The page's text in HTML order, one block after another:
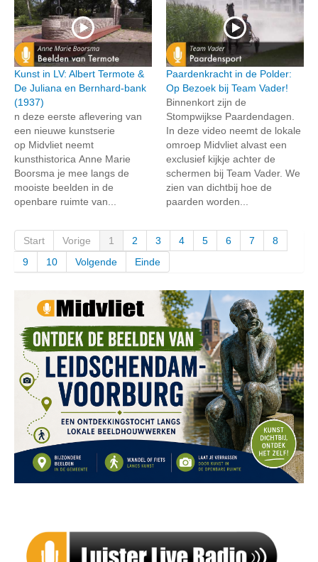
Kunst in LV: Albert Termote &
De Juliana en Bernhard-bank
(1937)
n deze eerste aflevering van
een nieuwe kunstserie
op Midvliet neemt
kunsthistorica Anne Marie
Boorsma je mee langs de
mooiste beelden in de
openbare ruimte van...
Paardenkracht in de Polder:
Op Bezoek bij Team Vader!
Binnenkort zijn de
Stompwijkse Paardendagen.
In deze video neemt de lokale
omroep Midvliet alvast een
exclusief kijkje achter de
schermen bij Team Vader. We
zien van dichtbij hoe de
paarden worden...
Start Vorige 1 2 3 4 5 6 7
8
9
10 Volgende Einde